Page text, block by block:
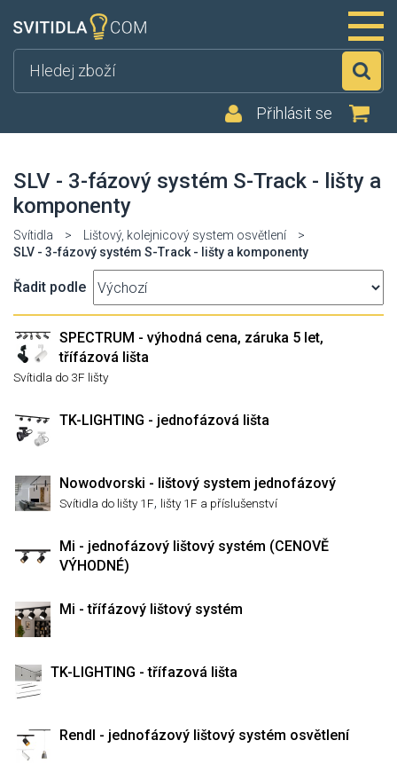
Přihlásit se
SLV - 3-fázový systém S-Track - lišty a
komponenty
Svítidla > Lištový, kolejnicový system osvětlení
>
SLV - 3-fázový systém S-Track - lišty a komponenty
Řadit podle
SPECTRUM - výhodná cena, záruka 5 let,
třífázová lišta
Svítidla do 3F lišty
TK-LIGHTING - jednofázová lišta
Nowodvorski - lištový system jednofázový
Svítidla do lišty 1F, lišty 1F a příslušenství
Mi - jednofázový lištový systém (CENOVĚ
VÝHODNÉ)
Mi - třífázový lištový systém
TK-LIGHTING - třífazová lišta
Rendl - jednofázový lištový systém osvětlení